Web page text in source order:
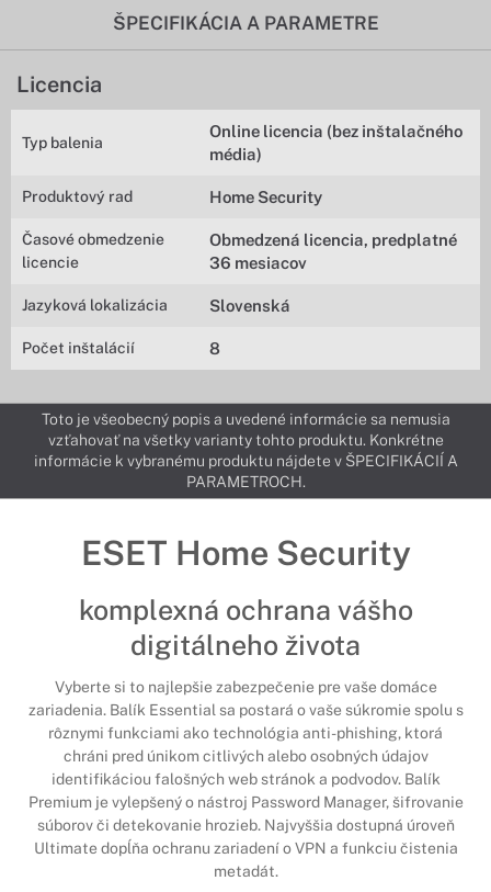
ŠPECIFIKÁCIA A PARAMETRE
Licencia
Typ balenia
Online licencia (bez inštalačného
média)
Produktový rad Home Security
Časové obmedzenie
licencie
Obmedzená licencia, predplatné
36 mesiacov
Jazyková lokalizácia Slovenská
Počet inštalácií 8
Toto je všeobecný popis a uvedené informácie sa nemusia
vzťahovať na všetky varianty tohto produktu. Konkrétne
informácie k vybranému produktu nájdete v ŠPECIFIKÁCIÍ A
PARAMETROCH.
ESET Home Security
komplexná ochrana vášho
digitálneho života
Vyberte si to najlepšie zabezpečenie pre vaše domáce
zariadenia. Balík Essential sa postará o vaše súkromie spolu s
rôznymi funkciami ako technológia anti-phishing, ktorá
chráni pred únikom citlivých alebo osobných údajov
identifikáciou falošných web stránok a podvodov. Balík
Premium je vylepšený o nástroj Password Manager, šifrovanie
súborov či detekovanie hrozieb. Najvyššia dostupná úroveň
Ultimate dopĺňa ochranu zariadení o VPN a funkciu čistenia
metadát.